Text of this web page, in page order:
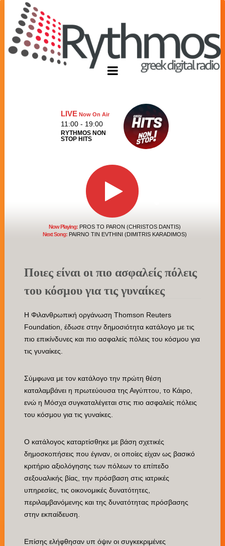
LIVENow On Air
11:00 - 19:00
RYTHMOS NON
STOP HITS
Now Playing:PROS TO PARON (CHRISTOS DANTIS)
Next Song:PAIRNO TIN EVTHINI (DIMITRIS KARADIMOS)
Ποιες είναι οι πιο ασφαλείς πόλεις
του κόσμου για τις γυναίκες
Η Φιλανθρωπική οργάνωση Thomson Reuters
Foundation, έδωσε στην δημοσιότητα κατάλογο με τις
πιο επικίνδυνες και πιο ασφαλείς πόλεις του κόσμου για
τις γυναίκες.
Σύμφωνα με τον κατάλογο την πρώτη θέση
καταλαμβάνει η πρωτεύουσα της Αιγύπτου, το Κάιρο,
ενώ η Μόσχα συγκαταλέγεται στις πιο ασφαλείς πόλεις
του κόσμου για τις γυναίκες.
Ο κατάλογος καταρτίσθηκε με βάση σχετικές
δημοσκοπήσεις που έγιναν, οι οποίες είχαν ως βασικό
κριτήριο αξιολόγησης των πόλεων το επίπεδο
σεξουαλικής βίας, την πρόσβαση στις ιατρικές
υπηρεσίες, τις οικονομικές δυνατότητες,
περιλαμβανόμενης και της δυνατότητας πρόσβασης
στην εκπαίδευση.
Επίσης ελήφθησαν υπ όψιν οι συγκεκριμένες